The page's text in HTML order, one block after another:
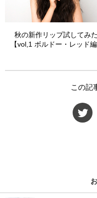
秋の新作リップ試してみ
【vol,1 ボルドー・レッド編
この記